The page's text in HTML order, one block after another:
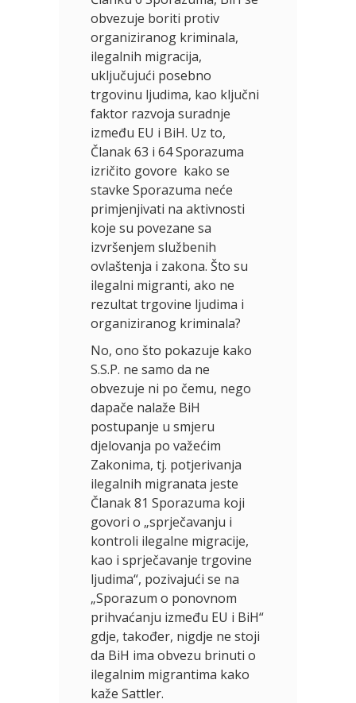
obvezuje boriti protiv
organiziranog kriminala,
ilegalnih migracija,
uključujući posebno
trgovinu ljudima, kao ključni
faktor razvoja suradnje
između EU i BiH. Uz to,
Članak 63 i 64 Sporazuma
izričito govore kako se
stavke Sporazuma neće
primjenjivati na aktivnosti
koje su povezane sa
izvršenjem službenih
ovlaštenja i zakona. Što su
ilegalni migranti, ako ne
rezultat trgovine ljudima i
organiziranog kriminala?
No, ono što pokazuje kako
S.S.P. ne samo da ne
obvezuje ni po čemu, nego
dapače nalaže BiH
postupanje u smjeru
djelovanja po važećim
Zakonima, tj. potjerivanja
ilegalnih migranata jeste
Članak 81 Sporazuma koji
govori o „sprječavanju i
kontroli ilegalne migracije,
kao i sprječavanje trgovine
ljudima“, pozivajući se na
„Sporazum o ponovnom
prihvaćanju između EU i BiH“
gdje, također, nigdje ne stoji
da BiH ima obvezu brinuti o
ilegalnim migrantima kako
kaže Sattler.